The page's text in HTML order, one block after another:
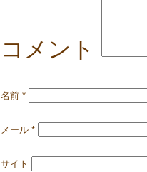
コメント
名前 *
メール *
サイト